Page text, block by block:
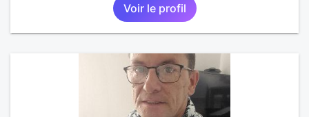
Voir le profil